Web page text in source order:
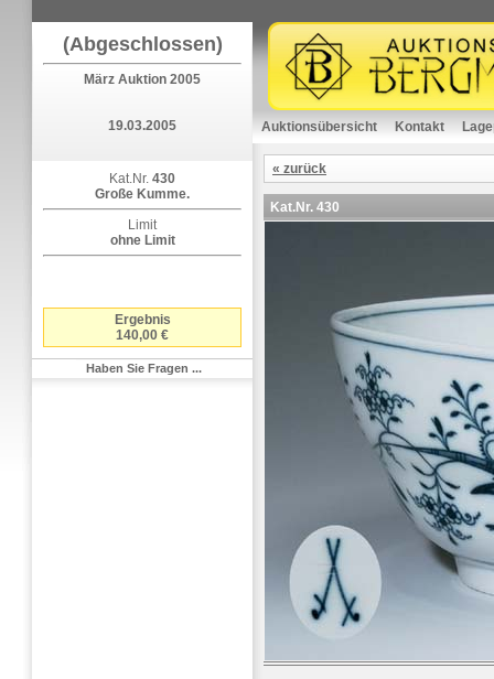
(Abgeschlossen)
März Auktion 2005
19.03.2005
Kat.Nr. 430
Große Kumme.
Limit
ohne Limit
Ergebnis
140,00 €
Haben Sie Fragen ...
Auktionsübersicht Kontakt
« zurück
Kat.Nr. 430